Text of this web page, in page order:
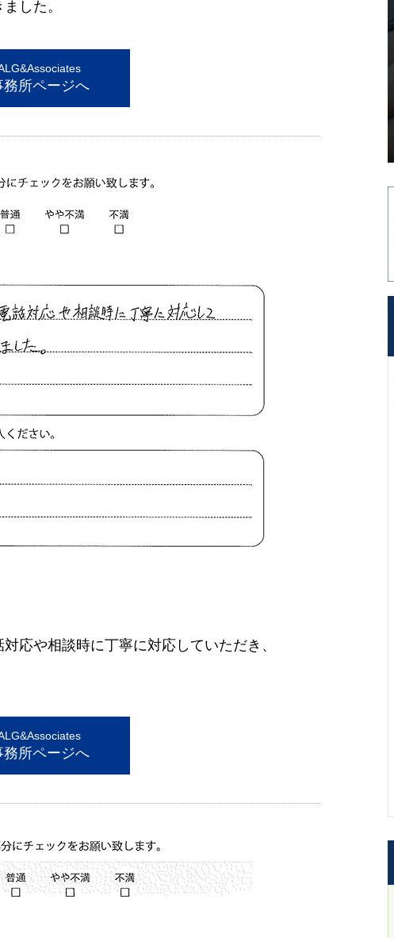
した。
所ページへ
応や相談時に丁寧に対応していただき、
所ページへ